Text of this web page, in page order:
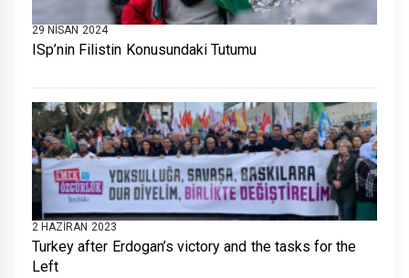
29 NISAN 2024
ISp’nin Filistin Konusundaki Tutumu
2 HAZIRAN 2023
Turkey after Erdogan’s victory and the tasks for the
Left